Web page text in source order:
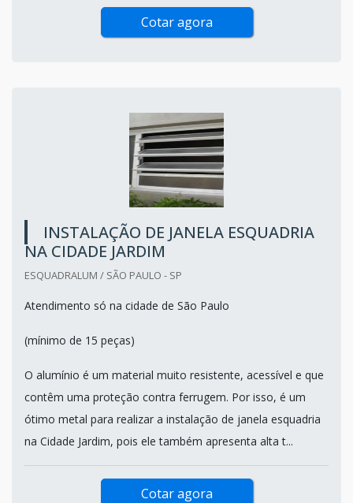
Cotar agora
INSTALAÇÃO DE JANELA ESQUADRIA
NA CIDADE JARDIM
ESQUADRALUM / SÃO PAULO - SP
Atendimento só na cidade de São Paulo
(mínimo de 15 peças)
O alumínio é um material muito resistente, acessível e que
contêm uma proteção contra ferrugem. Por isso, é um
ótimo metal para realizar a instalação de janela esquadria
na Cidade Jardim, pois ele também apresenta alta t...
Cotar agora